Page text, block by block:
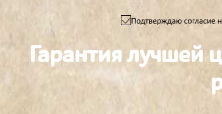
Гарантия лучшей